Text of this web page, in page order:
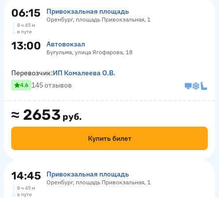
06:15 Привокзальная площадь
Оренбург, площадь Привокзальная, 1
8 ч 45 м
в пути
13:00 Автовокзал
Бугульма, улица Ягофарова, 18
≈ 2653 руб.
Купить билет
Перевозчик:ИП Комалеева О.В.
4.6 145 отзывов
14:45 Привокзальная площадь
Оренбург, площадь Привокзальная, 1
8 ч 45 м
в пути